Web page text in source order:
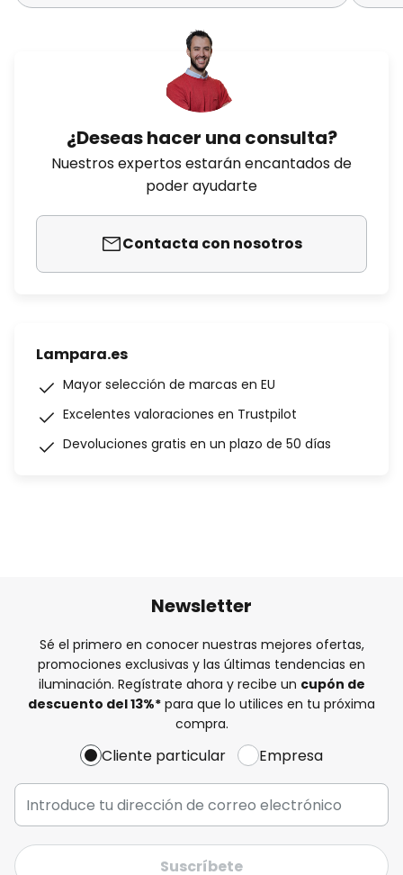
¿Deseas hacer una consulta?
Nuestros expertos estarán encantados de
poder ayudarte
Contacta con nosotros
Lampara.es
Mayor selección de marcas en EU
Excelentes valoraciones en Trustpilot
Devoluciones gratis en un plazo de 50 días
Newsletter
Sé el primero en conocer nuestras mejores ofertas,
promociones exclusivas y las últimas tendencias en
iluminación. Regístrate ahora y recibe un cupón de
descuento del13%* para que lo utilices en tu próxima
compra.
Cliente particular Empresa
Suscríbete